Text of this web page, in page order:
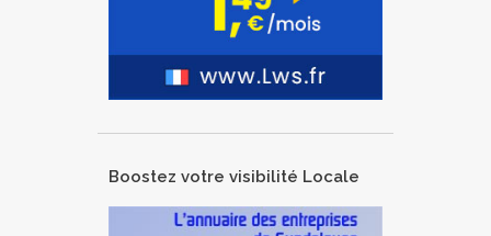
Boostez votre visibilité Locale